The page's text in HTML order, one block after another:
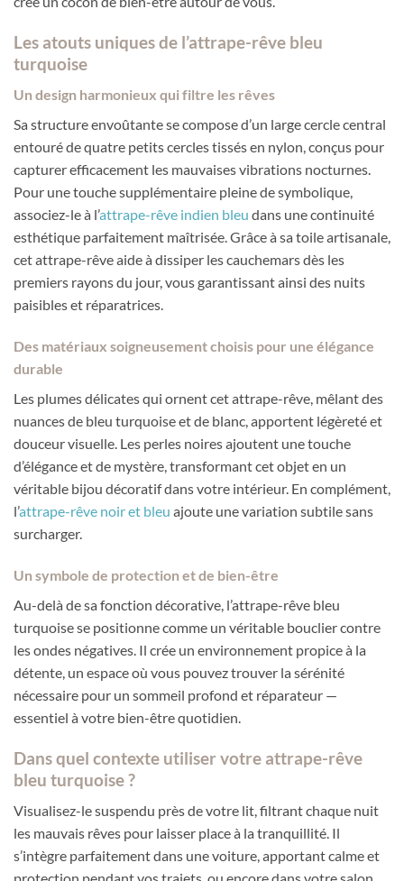
Les atouts uniques de l’attrape-rêve bleu
turquoise
Un design harmonieux qui filtre les rêves
Sa structure envoûtante se compose d’un large cercle central
entouré de quatre petits cercles tissés en nylon, conçus pour
capturer efficacement les mauvaises vibrations nocturnes.
Pour une touche supplémentaire pleine de symbolique,
associez-le à l’attrape-rêve indien bleu dans une continuité
esthétique parfaitement maîtrisée. Grâce à sa toile artisanale,
cet attrape-rêve aide à dissiper les cauchemars dès les
premiers rayons du jour, vous garantissant ainsi des nuits
paisibles et réparatrices.
Des matériaux soigneusement choisis pour une élégance
durable
Les plumes délicates qui ornent cet attrape-rêve, mêlant des
nuances de bleu turquoise et de blanc, apportent légèreté et
douceur visuelle. Les perles noires ajoutent une touche
d’élégance et de mystère, transformant cet objet en un
véritable bijou décoratif dans votre intérieur. En complément,
l’attrape-rêve noir et bleu ajoute une variation subtile sans
surcharger.
Un symbole de protection et de bien-être
Au-delà de sa fonction décorative, l’attrape-rêve bleu
turquoise se positionne comme un véritable bouclier contre
les ondes négatives. Il crée un environnement propice à la
détente, un espace où vous pouvez trouver la sérénité
nécessaire pour un sommeil profond et réparateur —
essentiel à votre bien-être quotidien.
Dans quel contexte utiliser votre attrape-rêve
bleu turquoise ?
Visualisez-le suspendu près de votre lit, filtrant chaque nuit
les mauvais rêves pour laisser place à la tranquillité. Il
s’intègre parfaitement dans une voiture, apportant calme et